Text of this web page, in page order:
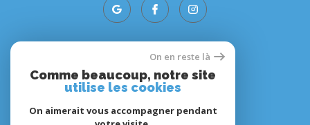
Adhérents
On en reste là
Comme beaucoup, notre site
utilise les cookies
On aimerait vous accompagner pendant